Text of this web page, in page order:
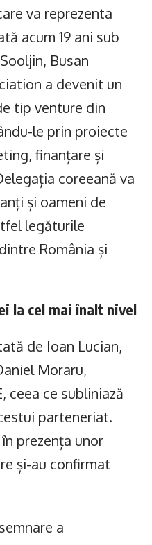
va reprezenta
acum 19 ani sub
Busan
a devenit un
tip venture din
le prin proiecte
finanțare și
coreeană va
și oameni de
legăturile
România și
la cel mai înalt nivel
de Ioan Lucian,
Moraru,
ceea ce subliniază
parteneriat.
prezența unor
și-au confirmat
a